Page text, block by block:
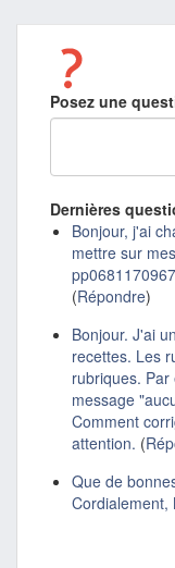
Posez une
Dernières
Bonjour, j'ai
mettre sur
(Répondre)
Bonjour. J'ai
recettes. Les
rubriques.
message
Comment
attention. (
Que de
Cordialement,